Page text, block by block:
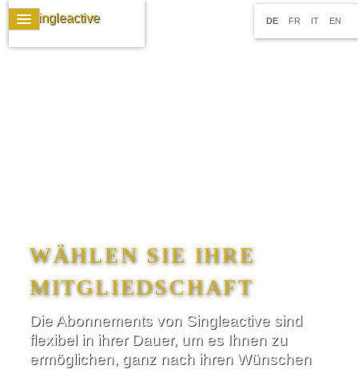
DE FR IT EN
WÄHLEN SIE IHRE
MITGLIEDSCHAFT
Die Abonnements von Singleactive sind
flexibel in ihrer Dauer, um es Ihnen zu
ermöglichen, ganz nach ihren Wünschen